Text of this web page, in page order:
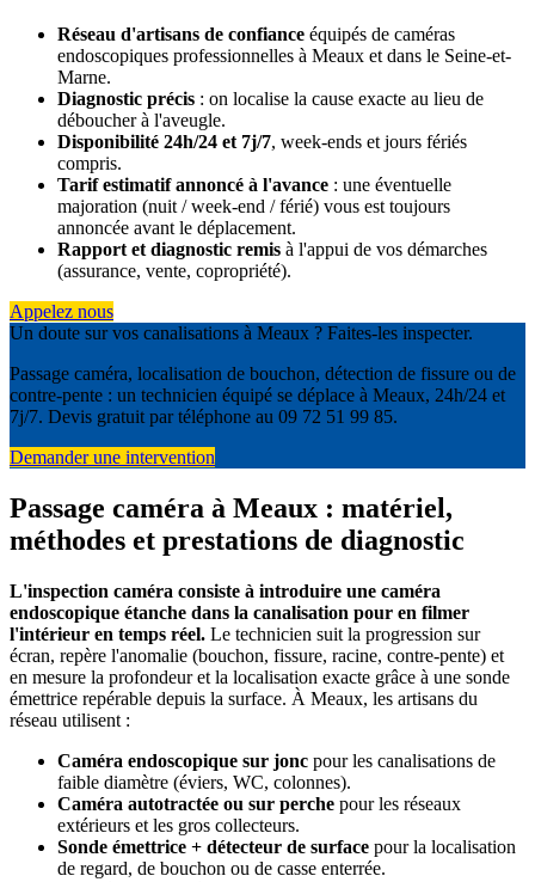
Réseau d'artisans de confiance équipés de caméras
endoscopiques professionnelles à Meaux et dans le Seine-et-
Marne.
Diagnostic précis : on localise la cause exacte au lieu de
déboucher à l'aveugle.
Disponibilité 24h/24 et 7j/7, week-ends et jours fériés
compris.
Tarif estimatif annoncé à l'avance : une éventuelle
majoration (nuit / week-end / férié) vous est toujours
annoncée avant le déplacement.
Rapport et diagnostic remis à l'appui de vos démarches
(assurance, vente, copropriété).
Appelez nous
Un doute sur vos canalisations à Meaux ? Faites-les inspecter.
Passage caméra, localisation de bouchon, détection de fissure ou de
contre-pente : un technicien équipé se déplace à Meaux, 24h/24 et
7j/7. Devis gratuit par téléphone au 09 72 51 99 85.
Demander une intervention
Passage caméra à Meaux : matériel,
méthodes et prestations de diagnostic
L'inspection caméra consiste à introduire une caméra
endoscopique étanche dans la canalisation pour en filmer
l'intérieur en temps réel. Le technicien suit la progression sur
écran, repère l'anomalie (bouchon, fissure, racine, contre-pente) et
en mesure la profondeur et la localisation exacte grâce à une sonde
émettrice repérable depuis la surface. À Meaux, les artisans du
réseau utilisent :
Caméra endoscopique sur jonc pour les canalisations de
faible diamètre (éviers, WC, colonnes).
Caméra autotractée ou sur perche pour les réseaux
extérieurs et les gros collecteurs.
Sonde émettrice + détecteur de surface pour la localisation
de regard, de bouchon ou de casse enterrée.